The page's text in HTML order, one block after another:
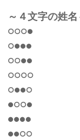
～４文字の姓名
○○○●
○●●●
○○●●
○○○○
○●●○
●○○●
●●●●
●●○○